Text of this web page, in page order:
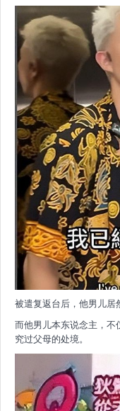
被遣复返台后，他男儿居
而他男儿本东说念主，不
究过父母的处境。